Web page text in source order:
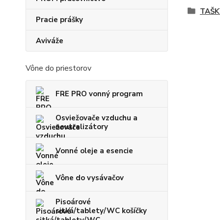
Pracie prášky
Aviváže
Vône do priestorov
FRE PRO vonný program
Osviežovače vzduchu a
neutralizátory
Vonné oleje a esencie
Vône do vysávačov
Pisoárové
sitká/tablety/WC košíčky